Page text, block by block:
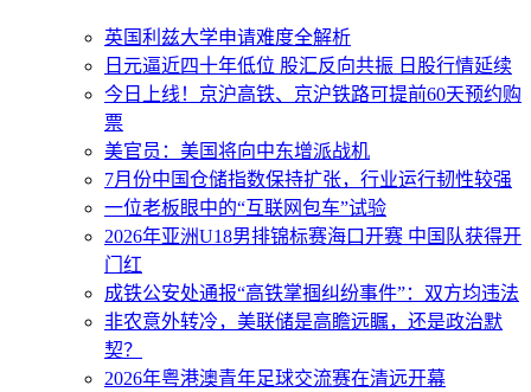
英国利兹大学申请难度全解析
日元逼近四十年低位 股汇反向共振 日股行情延续
今日上线！京沪高铁、京沪铁路可提前60天预约购
票
美官员：美国将向中东增派战机
7月份中国仓储指数保持扩张，行业运行韧性较强
一位老板眼中的“互联网包车”试验
2026年亚洲U18男排锦标赛海口开赛 中国队获得开
门红
成铁公安处通报“高铁掌掴纠纷事件”：双方均违法
非农意外转冷，美联储是高瞻远瞩，还是政治默
契？
2026年粤港澳青年足球交流赛在清远开幕